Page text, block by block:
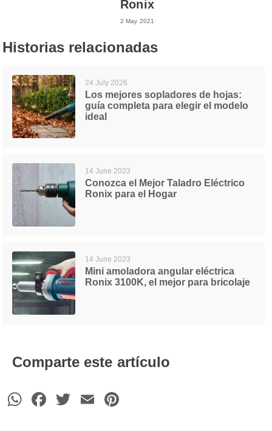
Ronix
2 May 2021
Historias relacionadas
24 July 2026
Los mejores sopladores de hojas:
guía completa para elegir el modelo
ideal
14 June 2023
Conozca el Mejor Taladro Eléctrico
Ronix para el Hogar
14 June 2023
Mini amoladora angular eléctrica
Ronix 3100K, el mejor para bricolaje
Comparte este artículo
WhatsApp
Facebook
TwitterEmail